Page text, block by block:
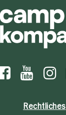
Rechtliches